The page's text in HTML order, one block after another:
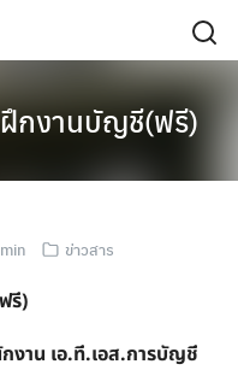
ฝึกงานบัญชี(ฟรี)
ข่าวสาร
รี)
าน เอ.ที.เอส.การบัญชี